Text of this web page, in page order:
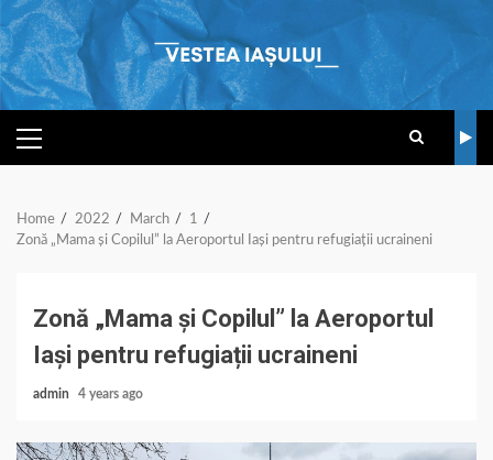
Skip
to
content
PRIMARY
MENU
Home 2022 March
1
Zonă „Mama și Copilul” la Aeroportul Iași pentru refugiații ucraineni
Zonă „Mama și Copilul” la Aeroportul
Iași pentru refugiații ucraineni
admin 4 years ago